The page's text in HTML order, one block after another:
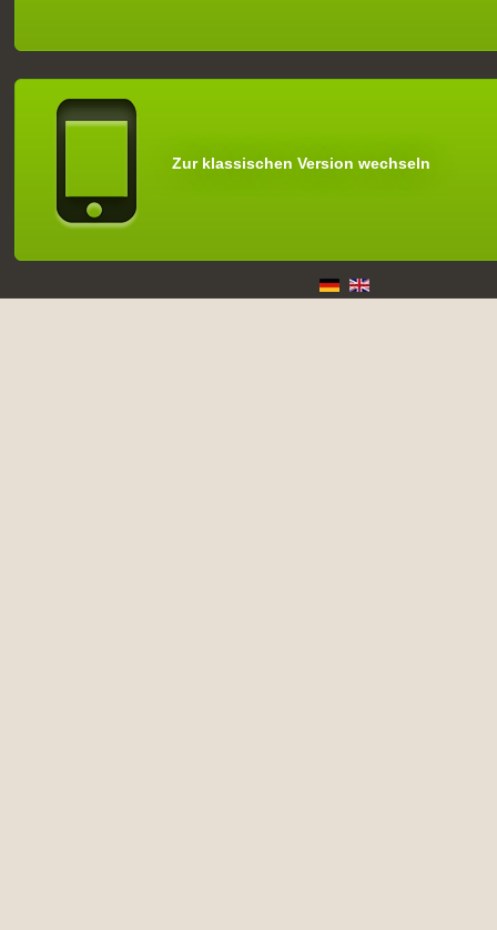
Zur klassischen Version wechseln